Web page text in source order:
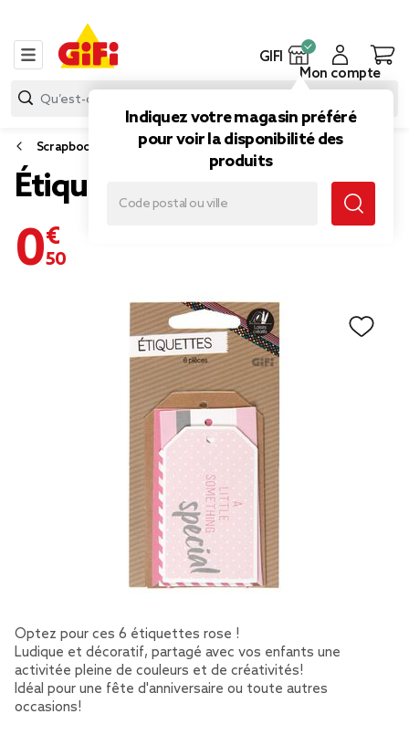
GIFI
Indiquez votre magasin préféré
pour voir la disponibilité des
produits
Mon compte
Scrapbooking
Étiquette x6 rose
0,50 €
Optez pour ces 6 étiquettes rose !
Ludique et décoratif, partagé avec vos enfants une
activitée pleine de couleurs et de créativités!
Idéal pour une fête d'anniversaire ou toute autres
occasions!